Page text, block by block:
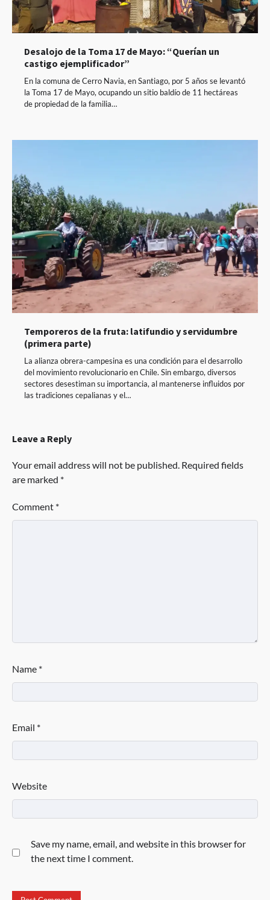
Desalojo de la Toma 17 de Mayo: “Querían un
castigo ejemplificador”
En la comuna de Cerro Navia, en Santiago, por 5 años se levantó
la Toma 17 de Mayo, ocupando un sitio baldío de 11 hectáreas
de propiedad de la familia…
Temporeros de la fruta: latifundio y servidumbre
(primera parte)
La alianza obrera-campesina es una condición para el desarrollo
del movimiento revolucionario en Chile. Sin embargo, diversos
sectores desestiman su importancia, al mantenerse influidos por
las tradiciones cepalianas y el…
Leave a Reply
Your email address will not be published. Required fields
are marked *
Comment *
Name *
Email *
Website
Save my name, email, and website in this browser for
the next time I comment.